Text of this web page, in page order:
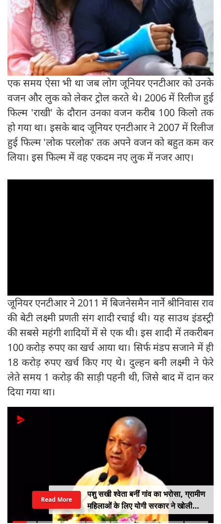
एक समय ऐसा भी था जब लोग जूनियर एनटीआर को उनके
वजन और लुक को लेकर ट्रोल करते थे। 2006 में रिलीज हुई
फिल्म 'राखी' के दौरान उनका वजन करीब 100 किलो तक
हो गया था। इसके बाद जूनियर एनटीआर ने 2007 में रिलीज
हुई फिल्म 'लोक परलोक' तक अपने वजन को बहुत कम कर
लिया। इस फिल्म में वह एकदम नए लुक में नजर आए।
जूनियर एनटीआर ने 2011 में बिजनेसमैन नार्ने श्रीनिवास राव
की बेटी लक्ष्मी प्रणती संग शादी रचाई थी। यह साउथ इंडस्ट्री
की सबसे महंगी शादियों में से एक थी। इस शादी में तकरीबन
100 करोड़ रुपए का खर्च आया था। सिर्फ मंडप सजाने में ही
18 करोड़ रुपए खर्च किए गए थे। दुल्हन बनी लक्ष्मी ने फेरे
लेते समय 1 करोड़ की साड़ी पहनी थी, जिसे बाद में दान कर
दिया गया था।
पशु सखी श्वेता बनीं गांव का भरोसा, ग्रामीण
महिलाओं के लिए योगी सरकार ने खोली
आत्मनिर्भरता की राह
Read More